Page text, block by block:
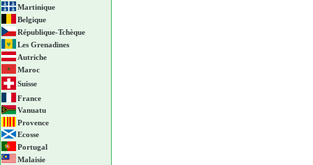
Martinique
Belgique
République-Tchèque
Les Grenadines
Autriche
Maroc
Suisse
France
Vanuatu
Provence
Ecosse
Portugal
Malaisie